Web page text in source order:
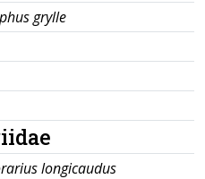
grylle
longicaudus